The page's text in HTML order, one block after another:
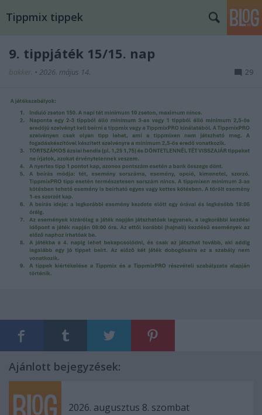
Tippmix tippek
9. tippjáték 15/15. nap
bakker. • 2026. május 14. 29
Ajánlott bejegyzések:
2026. augusztus 8. szombat